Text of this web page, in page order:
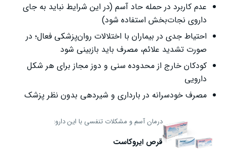
عدم کاربرد در حمله حاد آسم (در این شرایط نباید به جای
داروی نجات‌بخش استفاده شود)
احتیاط جدی در بیماران با اختلالات روان‌پزشکی فعال؛ در
صورت تشدید علائم، مصرف باید بازبینی شود
کودکان خارج از محدوده سنی و دوز مجاز برای هر شکل
دارویی
مصرف خودسرانه در بارداری و شیردهی بدون نظر پزشک
درمان آسم و مشکلات تنفسی با این دارو:
قرص ایروکاست